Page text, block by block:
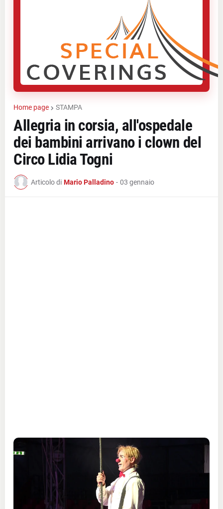
Home page STAMPA
Allegria in corsia, all'ospedale
dei bambini arrivano i clown del
Circo Lidia Togni
Articolo di Mario Palladino - 03 gennaio